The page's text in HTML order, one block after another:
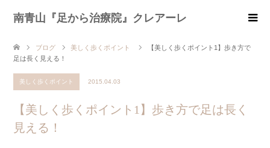
南青山『足から治療院』クレアーレ
ブログ 美しく歩くポイント
【美しく歩くポイント1】歩き方で
足は長く見える！
美しく歩くポイント 2015.04.03
【美しく歩くポイント1】歩き方で足は長く
見える！